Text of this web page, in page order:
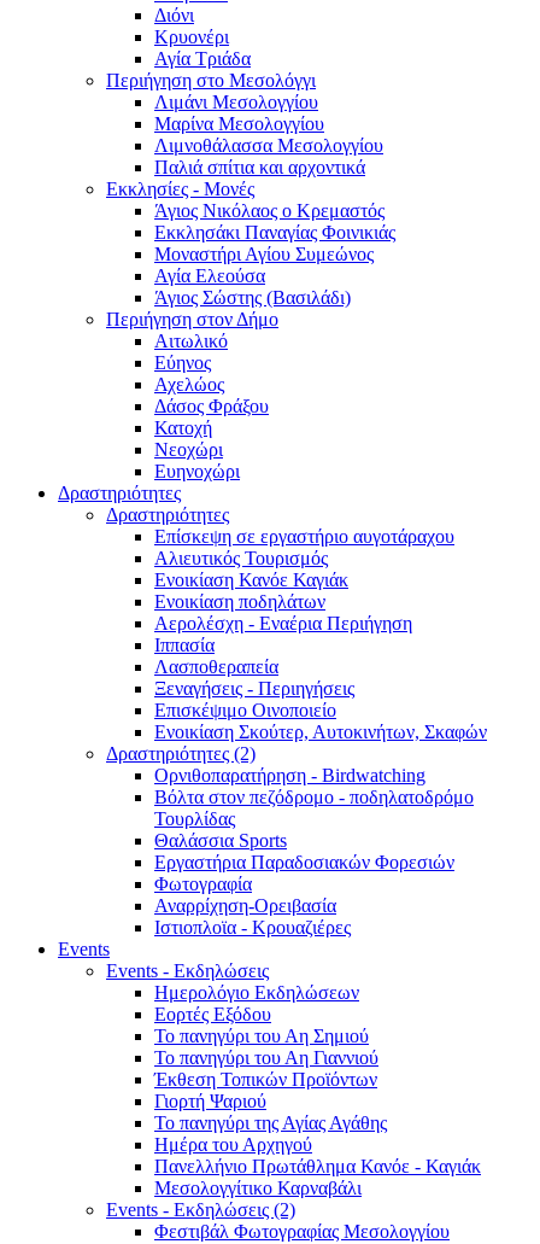
Διόνι
Κρυονέρι
Αγία Τριάδα
Περιήγηση στο Μεσολόγγι
Λιμάνι Μεσολογγίου
Μαρίνα Μεσολογγίου
Λιμνοθάλασσα Μεσολογγίου
Παλιά σπίτια και αρχοντικά
Εκκλησίες - Μονές
Άγιος Νικόλαος ο Κρεμαστός
Εκκλησάκι Παναγίας Φοινικιάς
Μοναστήρι Αγίου Συμεώνος
Αγία Ελεούσα
Άγιος Σώστης (Βασιλάδι)
Περιήγηση στον Δήμο
Αιτωλικό
Εύηνος
Αχελώος
Δάσος Φράξου
Κατοχή
Νεοχώρι
Ευηνοχώρι
Δραστηριότητες
Δραστηριότητες
Επίσκεψη σε εργαστήριο αυγοτάραχου
Αλιευτικός Τουρισμός
Ενοικίαση Κανόε Καγιάκ
Ενοικίαση ποδηλάτων
Αερολέσχη - Εναέρια Περιήγηση
Ιππασία
Λασποθεραπεία
Ξεναγήσεις - Περιηγήσεις
Επισκέψιμο Οινοποιείο
Ενοικίαση Σκούτερ, Αυτοκινήτων, Σκαφών
Δραστηριότητες (2)
Ορνιθοπαρατήρηση - Birdwatching
Βόλτα στον πεζόδρομο - ποδηλατοδρόμο
Τουρλίδας
Θαλάσσια Sports
Εργαστήρια Παραδοσιακών Φορεσιών
Φωτογραφία
Αναρρίχηση-Ορειβασία
Ιστιοπλοϊα - Κρουαζιέρες
Events
Events - Εκδηλώσεις
Ημερολόγιο Εκδηλώσεων
Εορτές Εξόδου
Το πανηγύρι του Αη Σημιού
Το πανηγύρι του Αη Γιαννιού
Έκθεση Τοπικών Προϊόντων
Γιορτή Ψαριού
Το πανηγύρι της Αγίας Αγάθης
Ημέρα του Αρχηγού
Πανελλήνιο Πρωτάθλημα Κανόε - Καγιάκ
Μεσολογγίτικο Καρναβάλι
Events - Εκδηλώσεις (2)
Φεστιβάλ Φωτογραφίας Μεσολογγίου